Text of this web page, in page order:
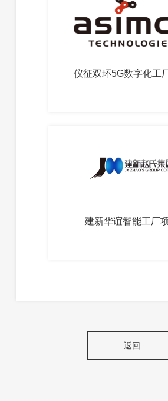
仪征双环5G数字化工
建新华谊智能工厂
返回